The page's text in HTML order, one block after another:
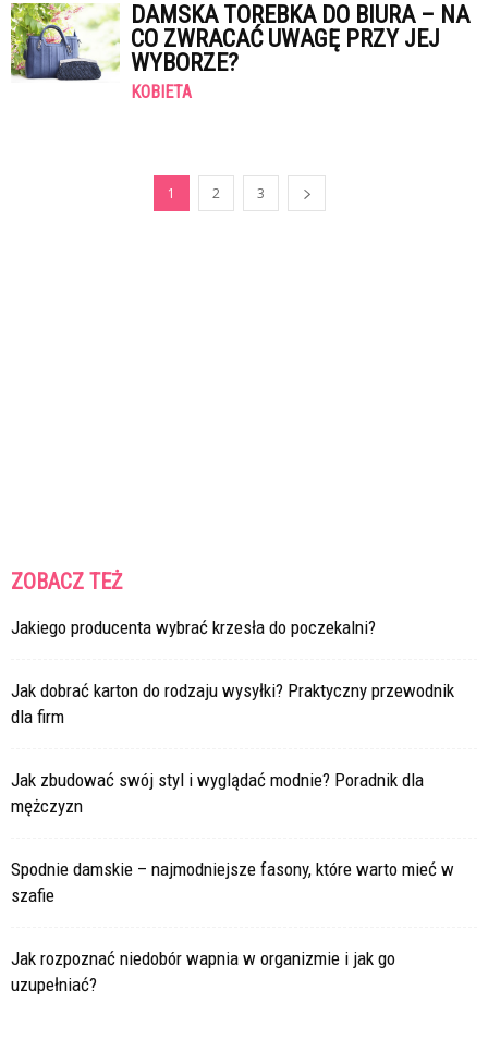
DAMSKA TOREBKA DO BIURA – NA
CO ZWRACAĆ UWAGĘ PRZY JEJ
WYBORZE?
KOBIETA
1 2 3
ZOBACZ TEŻ
Jakiego producenta wybrać krzesła do poczekalni?
Jak dobrać karton do rodzaju wysyłki? Praktyczny przewodnik
dla firm
Jak zbudować swój styl i wyglądać modnie? Poradnik dla
mężczyzn
Spodnie damskie – najmodniejsze fasony, które warto mieć w
szafie
Jak rozpoznać niedobór wapnia w organizmie i jak go
uzupełniać?